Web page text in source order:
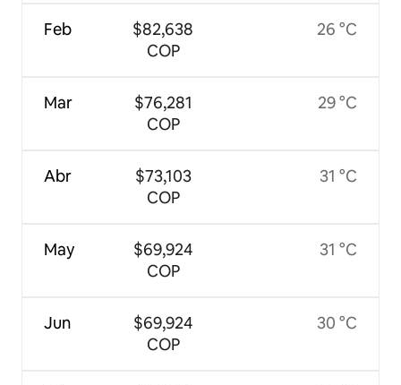
Feb
Mar
Abr
May
Jun
$82,638
COP
$76,281
COP
$73,103
COP
$69,924
COP
$69,924
COP
26 °C
29 °C
31 °C
31 °C
30 °C